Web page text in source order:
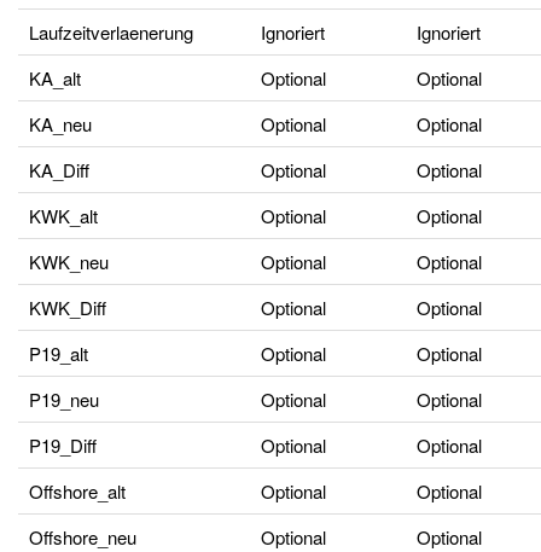
Laufzeitverlaenerung
Ignoriert
Ignoriert
KA_alt
Optional
Optional
KA_neu
Optional
Optional
KA_Diff
Optional
Optional
KWK_alt
Optional
Optional
KWK_neu
Optional
Optional
KWK_Diff
Optional
Optional
P19_alt
Optional
Optional
P19_neu
Optional
Optional
P19_Diff
Optional
Optional
Offshore_alt
Optional
Optional
Offshore_neu
Optional
Optional